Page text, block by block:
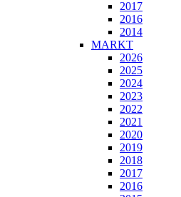
2017
2016
2014
MARKT
2026
2025
2024
2023
2022
2021
2020
2019
2018
2017
2016